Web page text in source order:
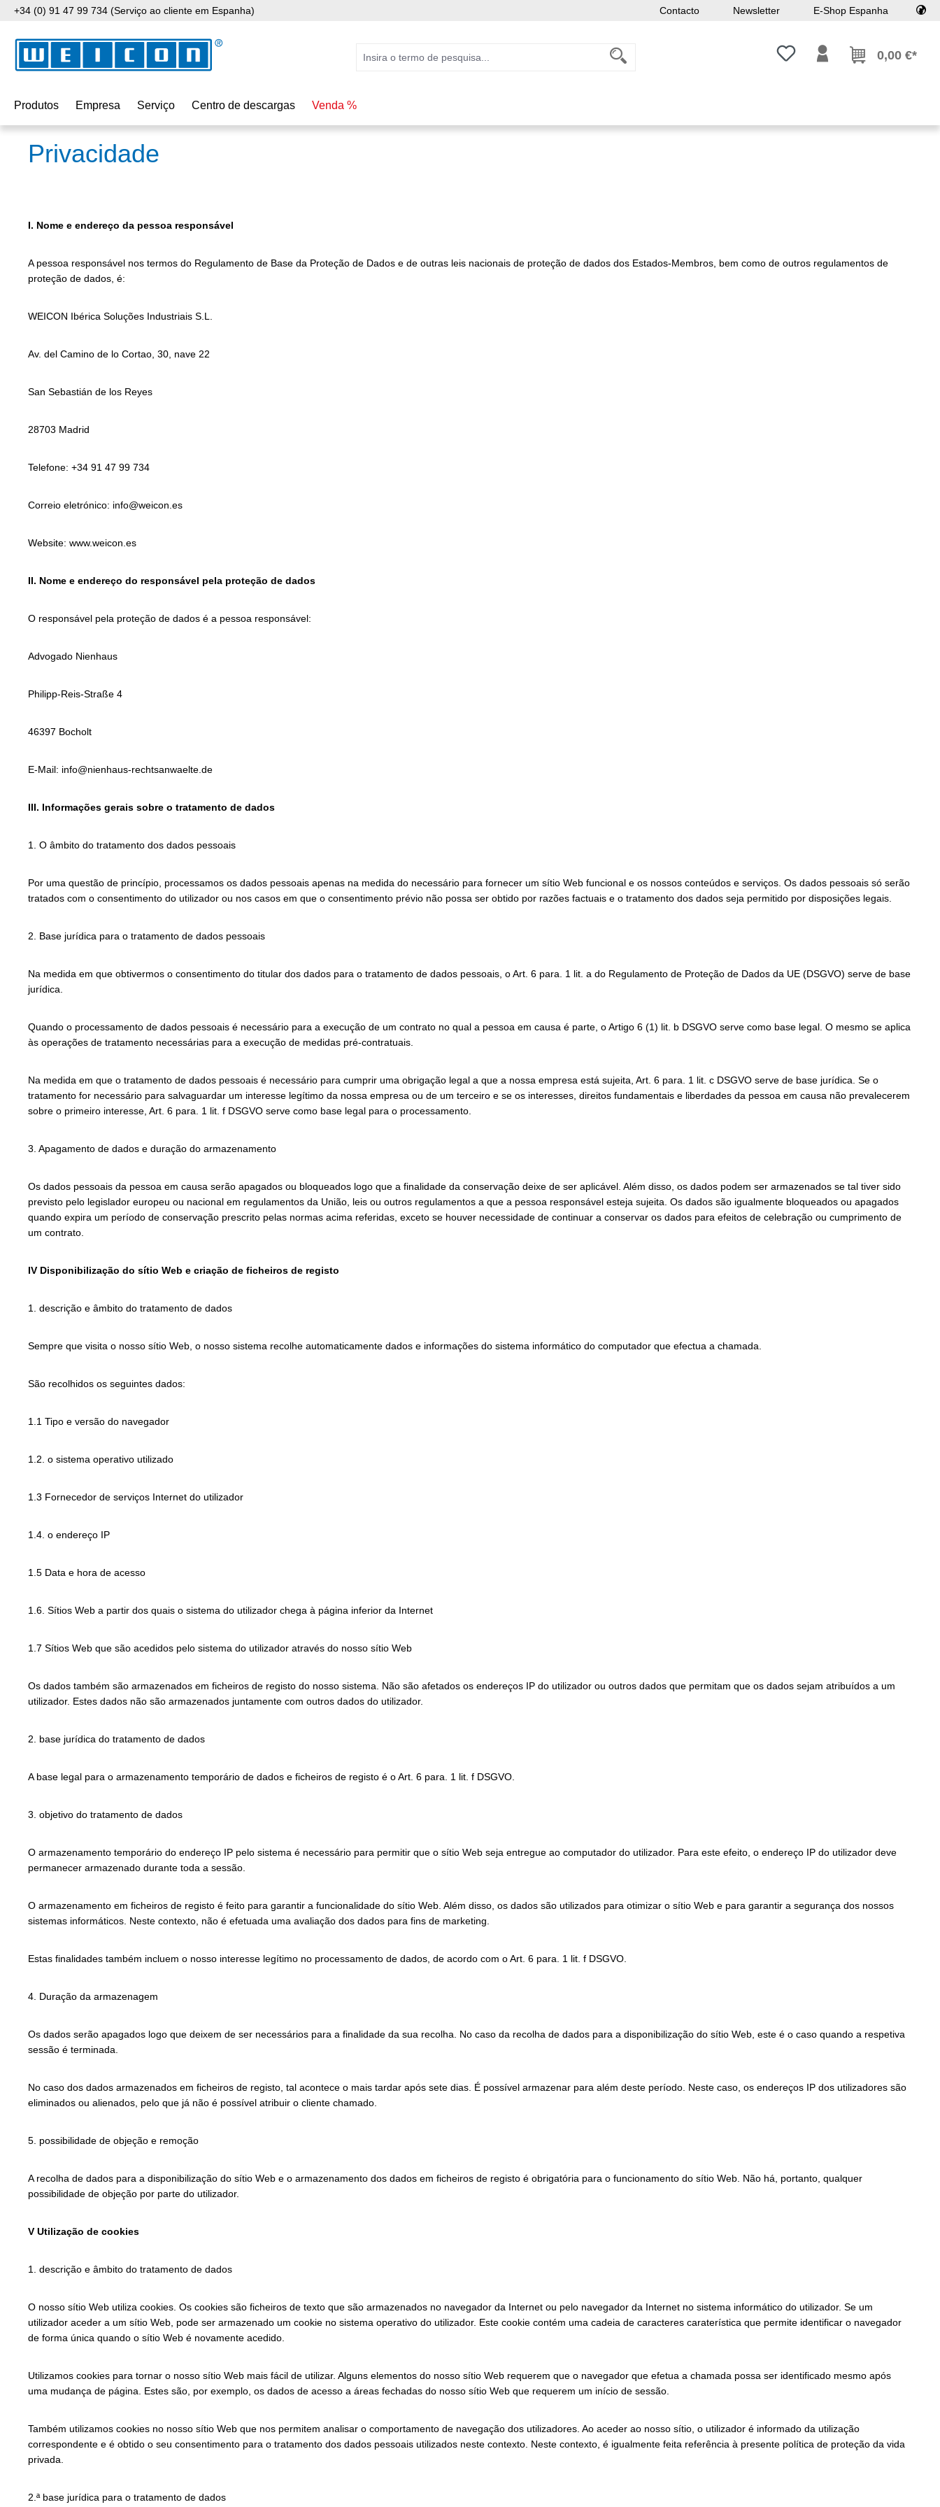
o conteúdo principal
Saltar para a pesquisa
Saltar para a navegação principal
+34 (0) 91 47 99 734 (Serviço ao cliente em Espanha) Contacto Newsletter E-Shop Espanha
Tem 0 itens da lista de desejos
0,00 €*
Produtos Empresa Serviço Centro de descargas Venda %
Privacidade
I. Nome e endereço da pessoa responsável
A pessoa responsável nos termos do Regulamento de Base da Proteção de Dados e de outras leis nacionais de proteção de dados dos Estados-Membros, bem como de outros regulamentos de
proteção de dados, é:
WEICON Ibérica Soluções Industriais S.L.
Av. del Camino de lo Cortao, 30, nave 22
San Sebastián de los Reyes
28703 Madrid
Telefone: +34 91 47 99 734
Correio eletrónico: info@weicon.es
Website: www.weicon.es
II. Nome e endereço do responsável pela proteção de dados
O responsável pela proteção de dados é a pessoa responsável:
Advogado Nienhaus
Philipp-Reis-Straße 4
46397 Bocholt
E-Mail: info@nienhaus-rechtsanwaelte.de
III. Informações gerais sobre o tratamento de dados
1. O âmbito do tratamento dos dados pessoais
Por uma questão de princípio, processamos os dados pessoais apenas na medida do necessário para fornecer um sítio Web funcional e os nossos conteúdos e serviços. Os dados pessoais só serão
tratados com o consentimento do utilizador ou nos casos em que o consentimento prévio não possa ser obtido por razões factuais e o tratamento dos dados seja permitido por disposições legais.
2. Base jurídica para o tratamento de dados pessoais
Na medida em que obtivermos o consentimento do titular dos dados para o tratamento de dados pessoais, o Art. 6 para. 1 lit. a do Regulamento de Proteção de Dados da UE (DSGVO) serve de base
jurídica.
Quando o processamento de dados pessoais é necessário para a execução de um contrato no qual a pessoa em causa é parte, o Artigo 6 (1) lit. b DSGVO serve como base legal. O mesmo se aplica
às operações de tratamento necessárias para a execução de medidas pré-contratuais.
Na medida em que o tratamento de dados pessoais é necessário para cumprir uma obrigação legal a que a nossa empresa está sujeita, Art. 6 para. 1 lit. c DSGVO serve de base jurídica. Se o
tratamento for necessário para salvaguardar um interesse legítimo da nossa empresa ou de um terceiro e se os interesses, direitos fundamentais e liberdades da pessoa em causa não prevalecerem
sobre o primeiro interesse, Art. 6 para. 1 lit. f DSGVO serve como base legal para o processamento.
3. Apagamento de dados e duração do armazenamento
Os dados pessoais da pessoa em causa serão apagados ou bloqueados logo que a finalidade da conservação deixe de ser aplicável. Além disso, os dados podem ser armazenados se tal tiver sido
previsto pelo legislador europeu ou nacional em regulamentos da União, leis ou outros regulamentos a que a pessoa responsável esteja sujeita. Os dados são igualmente bloqueados ou apagados
quando expira um período de conservação prescrito pelas normas acima referidas, exceto se houver necessidade de continuar a conservar os dados para efeitos de celebração ou cumprimento de
um contrato.
IV Disponibilização do sítio Web e criação de ficheiros de registo
1. descrição e âmbito do tratamento de dados
Sempre que visita o nosso sítio Web, o nosso sistema recolhe automaticamente dados e informações do sistema informático do computador que efectua a chamada.
São recolhidos os seguintes dados:
1.1 Tipo e versão do navegador
1.2. o sistema operativo utilizado
1.3 Fornecedor de serviços Internet do utilizador
1.4. o endereço IP
1.5 Data e hora de acesso
1.6. Sítios Web a partir dos quais o sistema do utilizador chega à página inferior da Internet
1.7 Sítios Web que são acedidos pelo sistema do utilizador através do nosso sítio Web
Os dados também são armazenados em ficheiros de registo do nosso sistema. Não são afetados os endereços IP do utilizador ou outros dados que permitam que os dados sejam atribuídos a um
utilizador. Estes dados não são armazenados juntamente com outros dados do utilizador.
2. base jurídica do tratamento de dados
A base legal para o armazenamento temporário de dados e ficheiros de registo é o Art. 6 para. 1 lit. f DSGVO.
3. objetivo do tratamento de dados
O armazenamento temporário do endereço IP pelo sistema é necessário para permitir que o sítio Web seja entregue ao computador do utilizador. Para este efeito, o endereço IP do utilizador deve
permanecer armazenado durante toda a sessão.
O armazenamento em ficheiros de registo é feito para garantir a funcionalidade do sítio Web. Além disso, os dados são utilizados para otimizar o sítio Web e para garantir a segurança dos nossos
sistemas informáticos. Neste contexto, não é efetuada uma avaliação dos dados para fins de marketing.
Estas finalidades também incluem o nosso interesse legítimo no processamento de dados, de acordo com o Art. 6 para. 1 lit. f DSGVO.
4. Duração da armazenagem
Os dados serão apagados logo que deixem de ser necessários para a finalidade da sua recolha. No caso da recolha de dados para a disponibilização do sítio Web, este é o caso quando a respetiva
sessão é terminada.
No caso dos dados armazenados em ficheiros de registo, tal acontece o mais tardar após sete dias. É possível armazenar para além deste período. Neste caso, os endereços IP dos utilizadores são
eliminados ou alienados, pelo que já não é possível atribuir o cliente chamado.
5. possibilidade de objeção e remoção
A recolha de dados para a disponibilização do sítio Web e o armazenamento dos dados em ficheiros de registo é obrigatória para o funcionamento do sítio Web. Não há, portanto, qualquer
possibilidade de objeção por parte do utilizador.
V Utilização de cookies
1. descrição e âmbito do tratamento de dados
O nosso sítio Web utiliza cookies. Os cookies são ficheiros de texto que são armazenados no navegador da Internet ou pelo navegador da Internet no sistema informático do utilizador. Se um
utilizador aceder a um sítio Web, pode ser armazenado um cookie no sistema operativo do utilizador. Este cookie contém uma cadeia de caracteres caraterística que permite identificar o navegador
de forma única quando o sítio Web é novamente acedido.
Utilizamos cookies para tornar o nosso sítio Web mais fácil de utilizar. Alguns elementos do nosso sítio Web requerem que o navegador que efetua a chamada possa ser identificado mesmo após
uma mudança de página. Estes são, por exemplo, os dados de acesso a áreas fechadas do nosso sítio Web que requerem um início de sessão.
Também utilizamos cookies no nosso sítio Web que nos permitem analisar o comportamento de navegação dos utilizadores. Ao aceder ao nosso sítio, o utilizador é informado da utilização
correspondente e é obtido o seu consentimento para o tratamento dos dados pessoais utilizados neste contexto. Neste contexto, é igualmente feita referência à presente política de proteção da vida
privada.
2.ª base jurídica para o tratamento de dados